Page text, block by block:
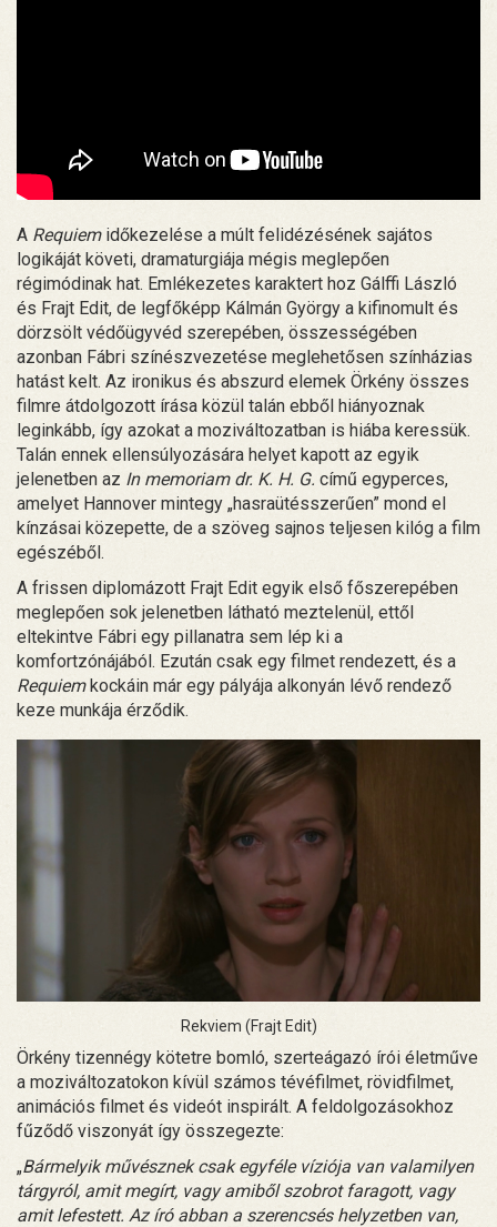
A Requiemidőkezelése a múlt felidézésének sajátos
logikáját követi, dramaturgiája mégis meglepően
régimódinak hat. Emlékezetes karaktert hoz Gálffi László
és Frajt Edit, de legfőképp Kálmán György a kifinomult és
dörzsölt védőügyvéd szerepében, összességében
azonban Fábri színészvezetése meglehetősen színházias
hatást kelt. Az ironikus és abszurd elemek Örkény összes
filmre átdolgozott írása közül talán ebből hiányoznak
leginkább, így azokat a moziváltozatban is hiába keressük.
Talán ennek ellensúlyozására helyet kapott az egyik
jelenetben az In memoriam dr. K. H. G. című egyperces,
amelyet Hannover mintegy „hasraütésszerűen” mond el
kínzásai közepette, de a szöveg sajnos teljesen kilóg a film
egészéből.
A frissen diplomázott Frajt Edit egyik első főszerepében
meglepően sok jelenetben látható meztelenül, ettől
eltekintve Fábri egy pillanatra sem lép ki a
komfortzónájából. Ezután csak egy filmet rendezett, és a
Requiemkockáin már egy pályája alkonyán lévő rendező
keze munkája érződik.
Rekviem (Frajt Edit)
Örkény tizennégy kötetre bomló, szerteágazó írói életműve
a moziváltozatokon kívül számos tévéfilmet, rövidfilmet,
animációs filmet és videót inspirált. A feldolgozásokhoz
fűződő viszonyát így összegezte:
„Bármelyik művésznek csak egyféle víziója van valamilyen
tárgyról, amit megírt, vagy amiből szobrot faragott, vagy
amit lefestett. Az író abban a szerencsés helyzetben van,